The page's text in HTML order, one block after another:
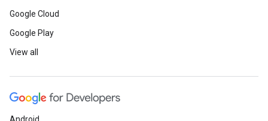
Google Cloud
Google Play
View all